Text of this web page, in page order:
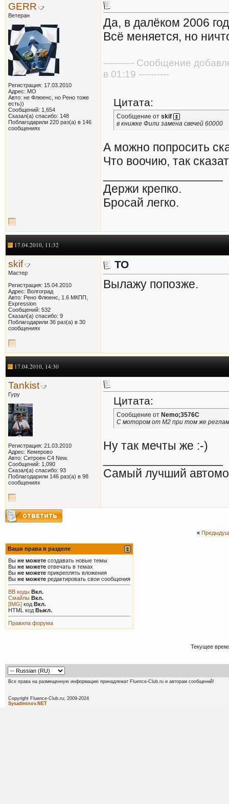
GERR
Ветеран
Регистрация: 17.03.2010
Адрес: МО
Авто: не Флюенс, но Рено тоже
есть))
Сообщений: 1,654
Сказал(а) спасибо: 148
Поблагодарили 220 раз(а) в 146
сообщениях
Да, в далёком 2006
Всё меняется, но
---------- Сообщение
в 01:19 ----------
Цитата:
Сообщение от skif
в книжке Фили замена свечей 60000
А можно попросить
Что воочию, так
Держи крепко.
Бросай легко.
17.04.2010, 11:32
skif
Мастер
Регистрация: 15.04.2010
Адрес: Волгоград
Авто: Рено Флюенс, 1.6 МКПП,
Expression
Сообщений: 532
Сказал(а) спасибо: 9
Поблагодарили 36 раз(а) в 30
сообщениях
ТО
Вылажу попозже.
17.04.2010, 14:30
Tankist
Гуру
Регистрация: 21.03.2010
Адрес: Кемерово
Авто: Ситроен С4 New.
Сообщений: 1,090
Сказал(а) спасибо: 93
Поблагодарили 146 раз(а) в 98
сообщениях
Цитата:
Сообщение от Nemo;3576C
C мотором от М2 при том же
Ну так мечты же :-)
Самый лучший
«
Ваши права в разделе
Вы не можете создавать новые темы
Вы не можете отвечать в темах
Вы не можете прикреплять вложения
Вы не можете редактировать свои сообщения
BB коды Вкл.
Смайлы Вкл.
[IMG] код Вкл.
HTML код Выкл.
Правила форума
Текущее
Все права на размещенную информацию принадлежат Fluence-Club.ru и авторам сообщений!
Copyright Fluence-Club.ru;
Sysadminov.NET